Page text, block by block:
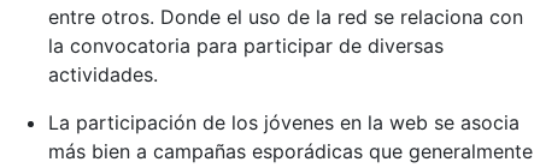
entre otros. Donde el uso de la red se relaciona con
la convocatoria para participar de diversas
actividades.
La participación de los jóvenes en la web se asocia
más bien a campañas esporádicas que generalmente